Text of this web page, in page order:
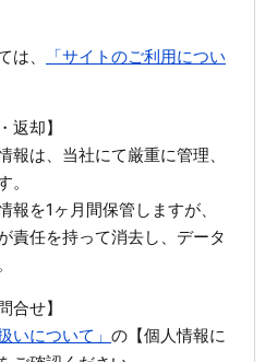
は、
「サイトのご利用につい
返却】
報は、当社にて厳重に管理、
。
報を1ヶ月間保管しますが、
責任を持って消去し、データ
合せ】
いについて」 の【個人情報に